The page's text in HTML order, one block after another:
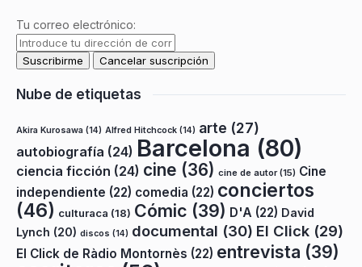
Tu correo electrónico:
Nube de etiquetas
Akira Kurosawa (14) Alfred Hitchcock (14) arte (27)
autobiografía (24) Barcelona (80)
ciencia ficción (24) cine (36) cine de autor(15) Cine
independiente (22) comedia (22) conciertos
(46) culturaca (18) Cómic (39) D'A (22) David
Lynch (20) discos (14) documental (30) El Click (29)
El Click de Ràdio Montornès (22) entrevista (39)